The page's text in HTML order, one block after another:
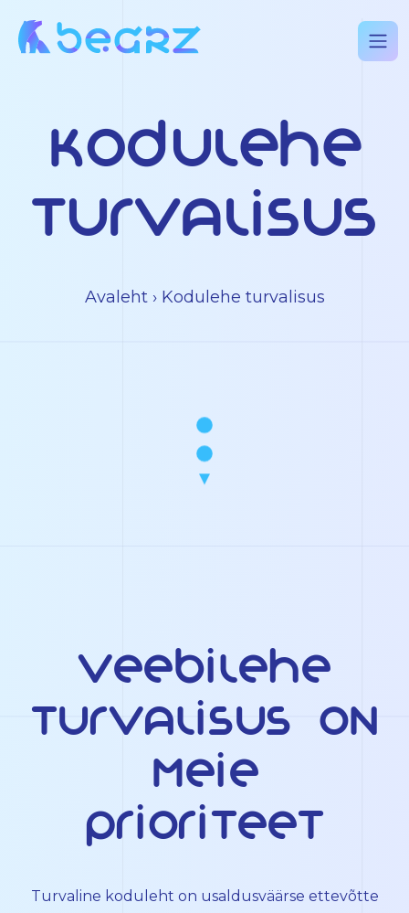
Kodulehe
turvalisus
Avaleht› Kodulehe turvalisus
Veebilehe
turvalisus on
meie
prioriteet
Turvaline koduleht on usaldusväärse ettevõtte